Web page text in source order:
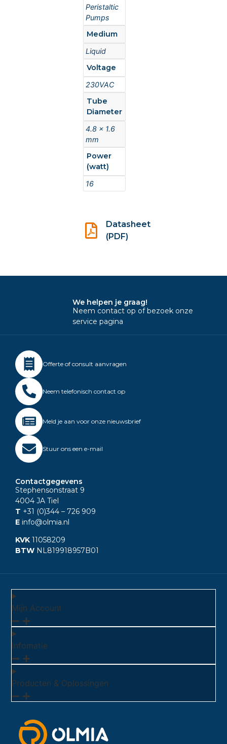
Peristaltic
Pumps
Medium
Liquid
Voltage
230VAC
Tube
Diameter
4.8 x 1.6
mm
Power
(watt)
16
Datasheet
(PDF)
We helpen je graag!
Neem contact op of bezoek onze
service pagina
Offerte of consult aanvragen
Neem telefonisch contact op
Meld je aan voor onze nieuwsbrief
Stuur ons een e-mail
Contactgegevens
Stephensonstraat 9
4004 JA Tiel
T +31 (0)344 – 726 909
E info@olmia.nl
KVK 11058209
BTW NL819918957B01
Mijn Account
Infomatie
Producten & Oplossingen